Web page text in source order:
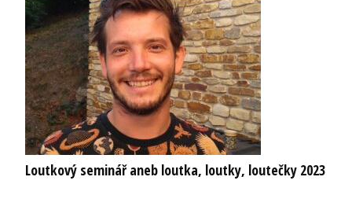
Loutkový seminář aneb loutka, loutky, loutečky 2023